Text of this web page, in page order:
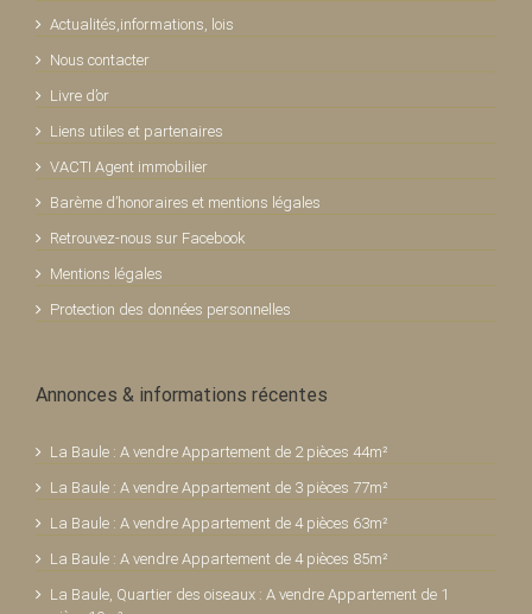
Actualités,informations, lois
Nous contacter
Livre d’or
Liens utiles et partenaires
VACTI Agent immobilier
Barème d’honoraires et mentions légales
Retrouvez-nous sur Facebook
Mentions légales
Protection des données personnelles
Annonces & informations récentes
La Baule : A vendre Appartement de 2 pièces 44m²
La Baule : A vendre Appartement de 3 pièces 77m²
La Baule : A vendre Appartement de 4 pièces 63m²
La Baule : A vendre Appartement de 4 pièces 85m²
La Baule, Quartier des oiseaux : A vendre Appartement de 1